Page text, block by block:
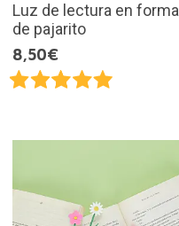
Luz de lectura en forma
de pajarito
8,50€